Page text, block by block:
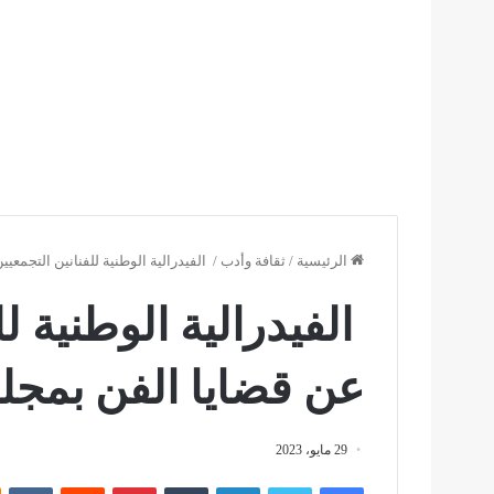
الرئيسية / ثقافة وأدب / الفيدرالية الوطنية للفنانين
الفيدرالية الوطنية
عن قضايا الفن
29 مايو، 2023
فيسبوك تويتر لينكدإن بينتيريست